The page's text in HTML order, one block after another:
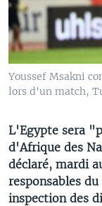
Youssef Msakni
lors d'un match,
L'Egypte sera
d'Afrique des
déclaré, mardi
responsables
inspection des